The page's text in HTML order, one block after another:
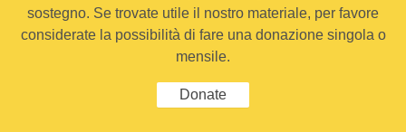
sostegno. Se trovate utile il nostro materiale, per favore
considerate la possibilità di fare una donazione singola o
mensile.
Donate